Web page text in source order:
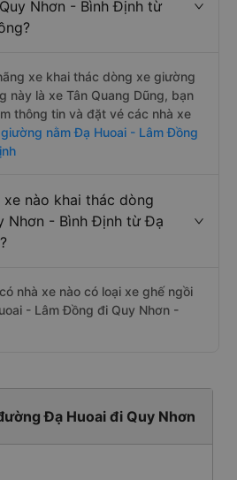
Nhơn - Bình Định từ
xe khai thác dòng xe giường
này là xe Tân Quang Dũng, bạn
thông tin và đặt vé các nhà xe
giường nằm Đạ Huoai - Lâm Đồng
xe nào khai thác dòng
Nhơn - Bình Định từ Đạ
nhà xe nào có loại xe ghế ngồi
- Lâm Đồng đi Quy Nhơn -
Đạ Huoai đi Quy Nhơn